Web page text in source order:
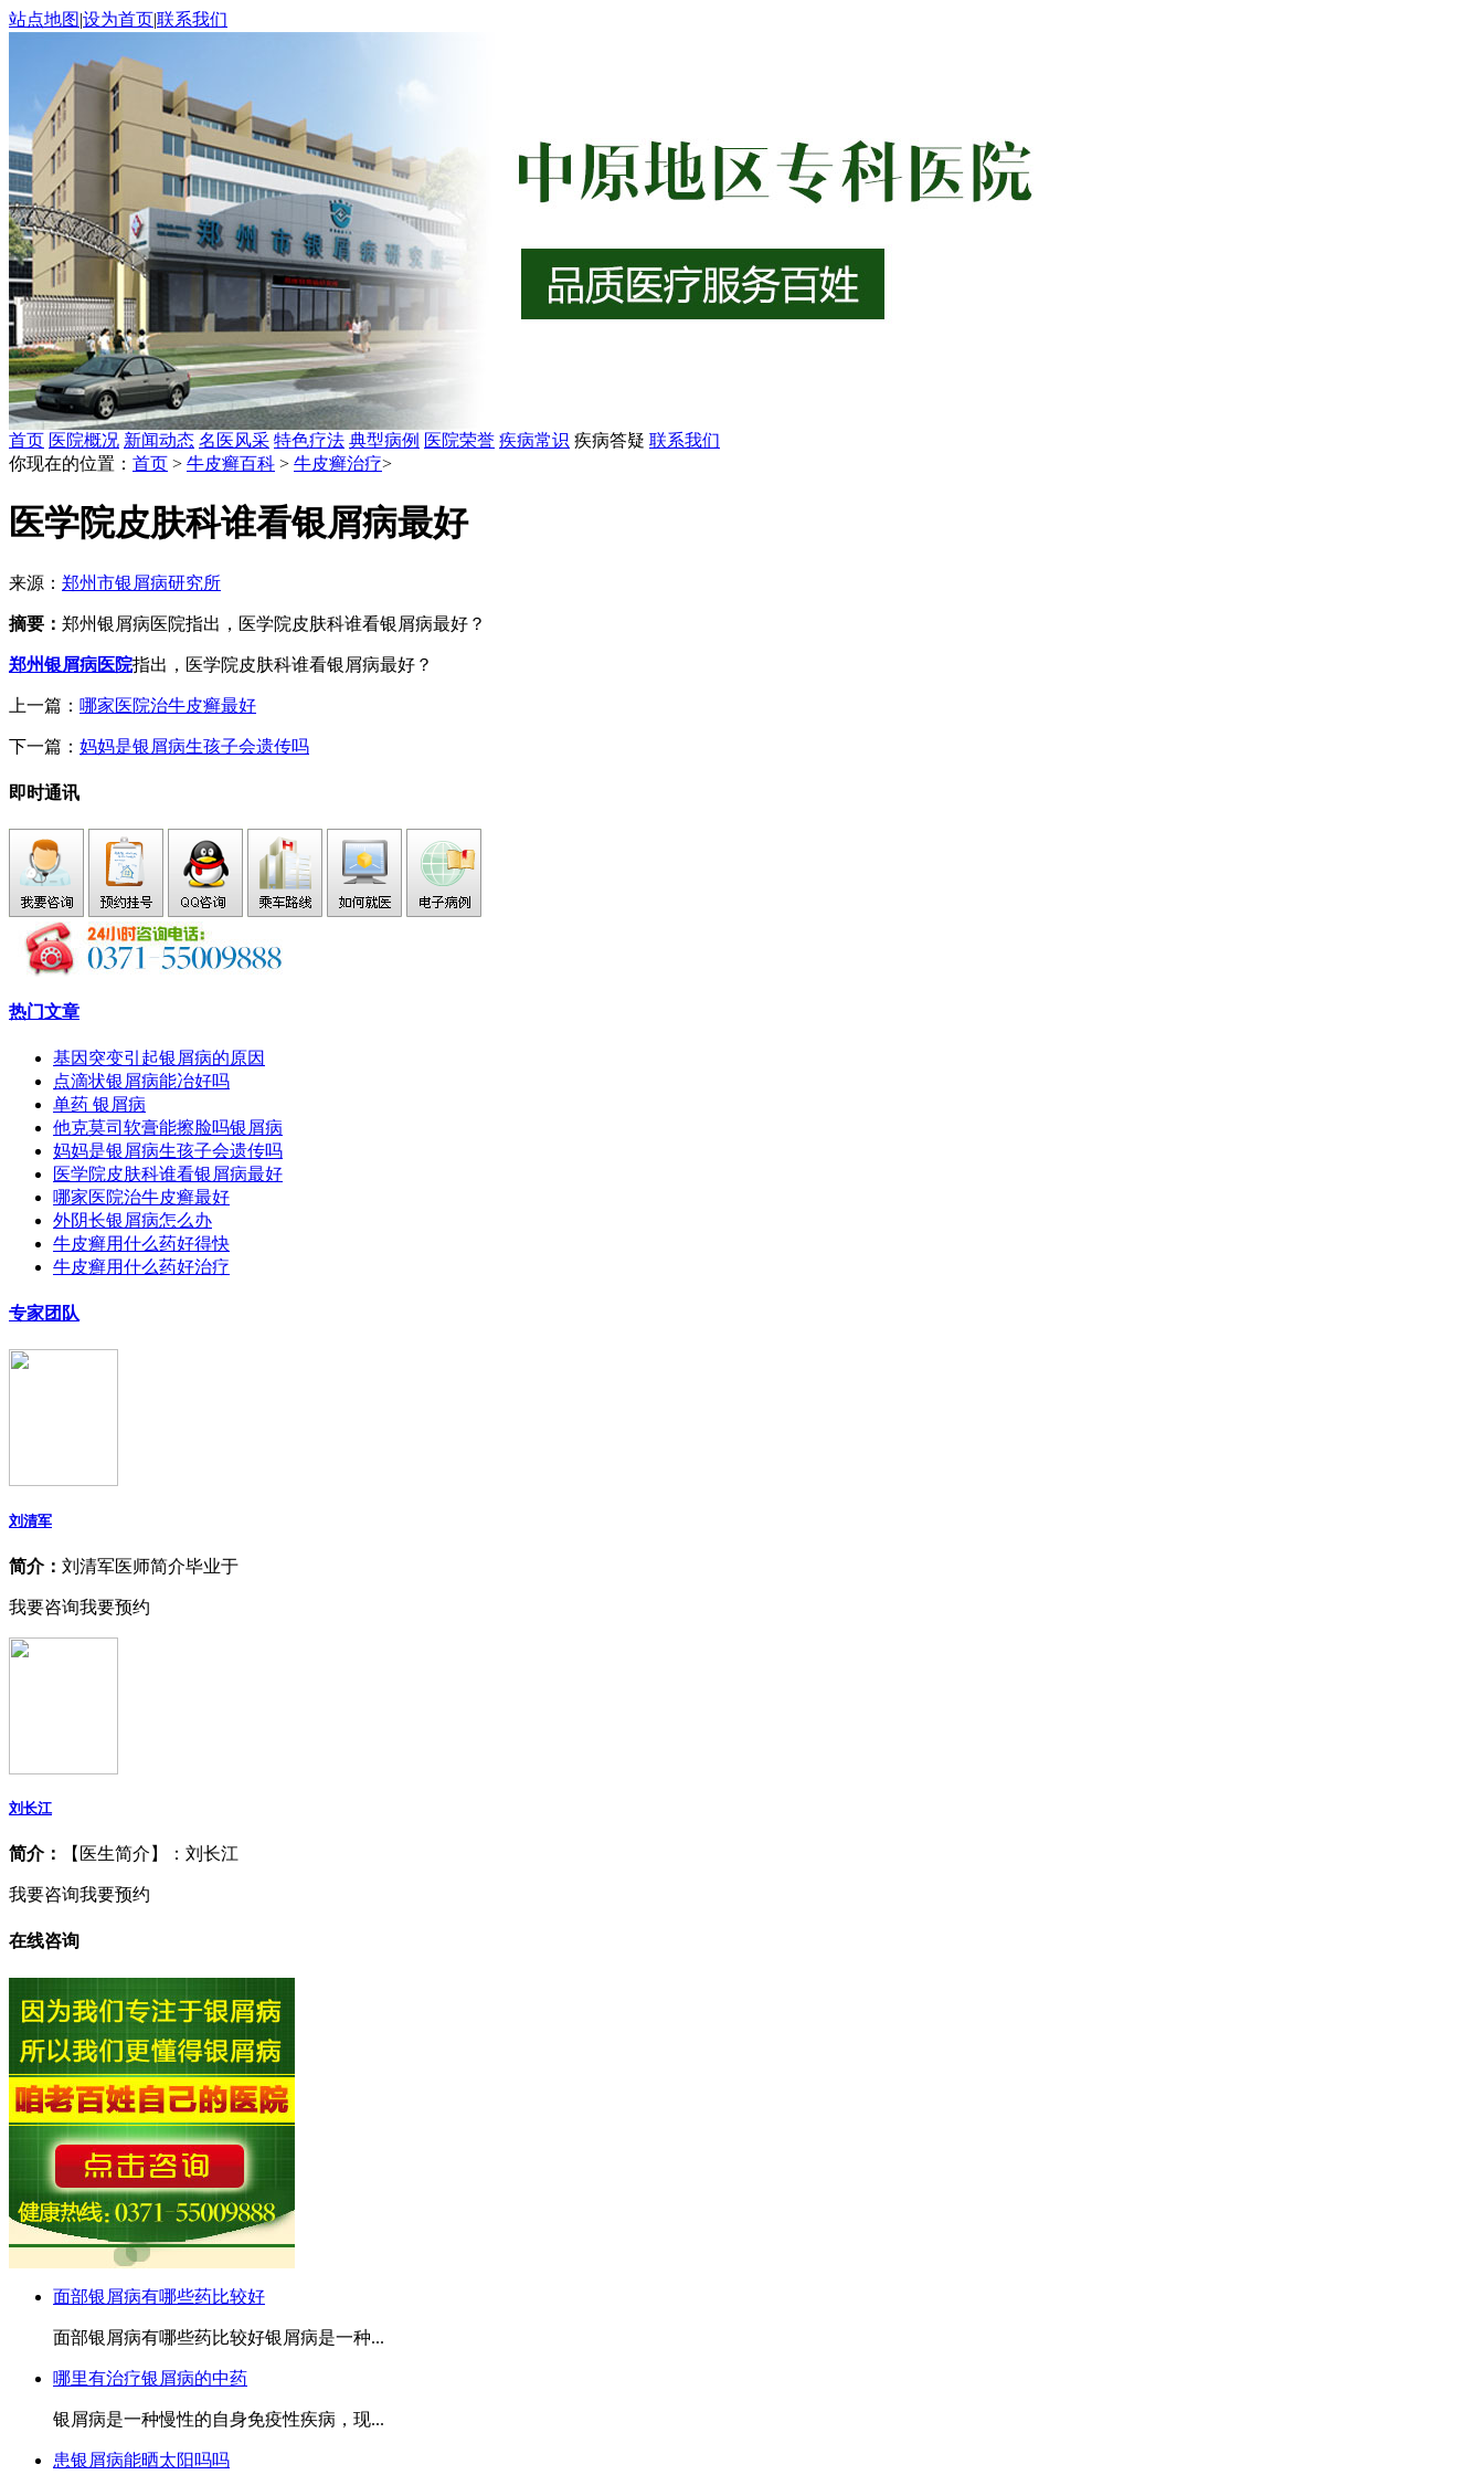
站点地图|设为首页|联系我们
首页 医院概况 新闻动态 名医风采 特色疗法 典型病例 医院荣誉 疾病常识 疾病答疑 联系我们
你现在的位置： 首页 > 牛皮癣百科 > 牛皮癣治疗>
医学院皮肤科谁看银屑病最好
来源： 郑州市银屑病研究所
摘要： 郑州银屑病医院指出，医学院皮肤科谁看银屑病最好？
郑州银屑病医院指出，医学院皮肤科谁看银屑病最好？
上一篇： 哪家医院治牛皮癣最好
下一篇： 妈妈是银屑病生孩子会遗传吗
即时通讯
热门文章
基因突变引起银屑病的原因
点滴状银屑病能冶好吗
单药 银屑病
他克莫司软膏能擦脸吗银屑病
妈妈是银屑病生孩子会遗传吗
医学院皮肤科谁看银屑病最好
哪家医院治牛皮癣最好
外阴长银屑病怎么办
牛皮癣用什么药好得快
牛皮癣用什么药好治疗
专家团队
刘清军
简介： 刘清军医师简介毕业于
我要咨询我要预约
刘长江
简介： 【医生简介】：刘长江
我要咨询我要预约
在线咨询
面部银屑病有哪些药比较好
面部银屑病有哪些药比较好银屑病是一种...
哪里有治疗银屑病的中药
银屑病是一种慢性的自身免疫性疾病，现...
患银屑病能晒太阳吗吗